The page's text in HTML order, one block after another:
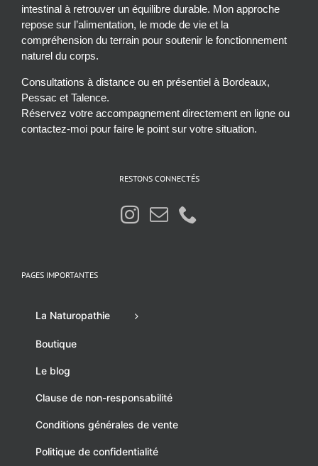
intestinal à retrouver un équilibre durable. Mon approche
repose sur l’alimentation, le mode de vie et la
compréhension du terrain pour soutenir le fonctionnement
naturel du corps.
Consultations à distance ou en présentiel à Bordeaux,
Pessac et Talence.
Réservez votre accompagnement directement en ligne ou
contactez-moi pour faire le point sur votre situation.
RESTONS CONNECTÉS
PAGES IMPORTANTES
La Naturopathie
Boutique
Le blog
Clause de non-responsabilité
Conditions générales de vente
Politique de confidentialité